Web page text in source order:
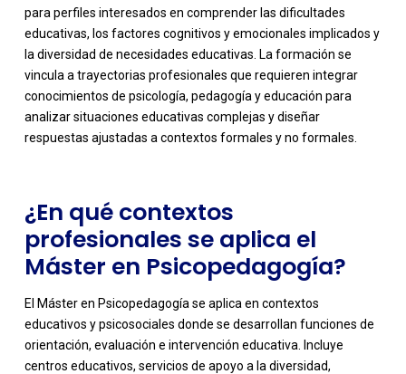
para perfiles interesados en comprender las dificultades
educativas, los factores cognitivos y emocionales implicados y
la diversidad de necesidades educativas. La formación se
vincula a trayectorias profesionales que requieren integrar
conocimientos de psicología, pedagogía y educación para
analizar situaciones educativas complejas y diseñar
respuestas ajustadas a contextos formales y no formales.
-
¿En qué contextos
profesionales se aplica el
Máster en Psicopedagogía?
El Máster en Psicopedagogía se aplica en contextos
educativos y psicosociales donde se desarrollan funciones de
orientación, evaluación e intervención educativa. Incluye
centros educativos, servicios de apoyo a la diversidad,